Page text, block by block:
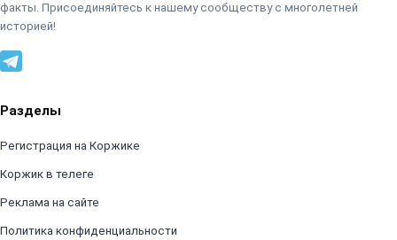
факты. Присоединяйтесь к нашему сообществу с многолетней
историей!
Разделы
Регистрация на Коржике
Коржик в телеге
Реклама на сайте
Политика конфиденциальности